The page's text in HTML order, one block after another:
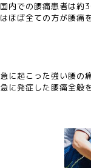
内での腰痛患者は
ほぼ全ての方が腰痛
に起こった強い腰の
に発症した腰痛全般